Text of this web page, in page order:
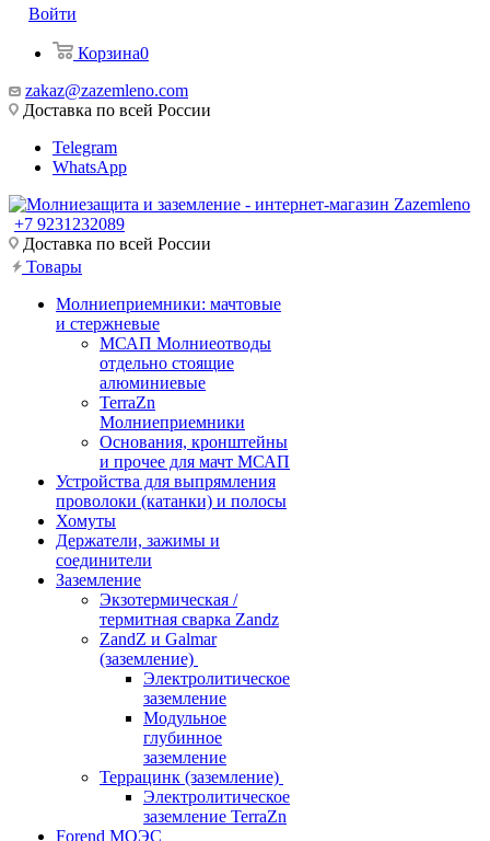
Войти
Корзина0
zakaz@zazemleno.com
Доставка по всей России
Telegram
WhatsApp
+7 9231232089
Доставка по всей России
Товары
Молниеприемники: мачтовые
и стержневые
МСАП Молниеотводы
отдельно стоящие
алюминиевые
TerraZn
Молниеприемники
Основания, кронштейны
и прочее для мачт МСАП
Устройства для выпрямления
проволоки (катанки) и полосы
Хомуты
Держатели, зажимы и
соединители
Заземление
Экзотермическая /
термитная сварка Zandz
ZandZ и Galmar
(заземление)
Электролитическое
заземление
Модульное
глубинное
заземление
Террацинк (заземление)
Электролитическое
заземление TerraZn
Forend МОЭС